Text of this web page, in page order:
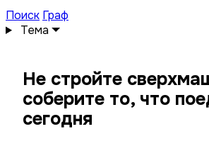
Поиск Граф
Тема
Не стройте
соберите то, что
сегодня